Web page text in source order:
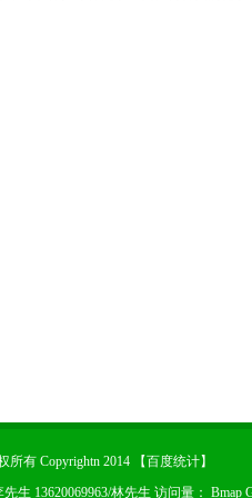
有 Copyrightn 2014 【百度统计】
生 13620069963/林先生 访问量： Bmap